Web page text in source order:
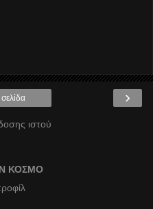
›
ιστού
ΚΟΣΜΟ